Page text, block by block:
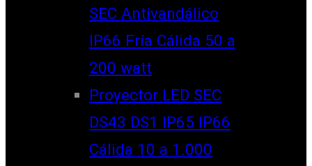
SEC Antivandálico
IP66 Fría Cálida 50 a
200 watt
Proyector LED SEC
DS43 DS1 IP65 IP66
Cálida 10 a 1.000